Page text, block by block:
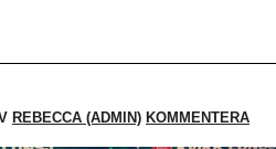
REBECCA (ADMIN) KOMMENTERA